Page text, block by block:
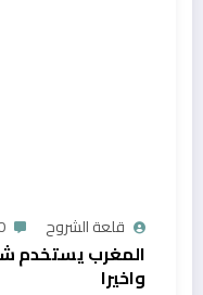
قلعة الشروح
واخيرا